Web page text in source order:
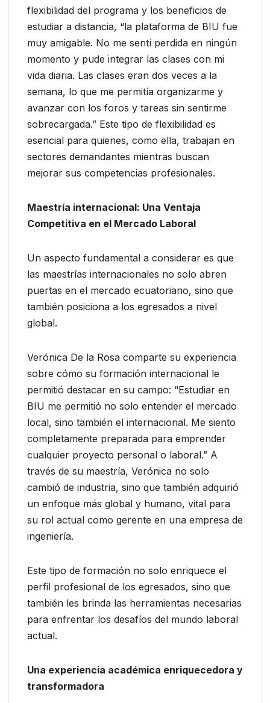
flexibilidad del programa y los beneficios de
estudiar a distancia, “la plataforma de BIU fue
muy amigable. No me sentí perdida en ningún
momento y pude integrar las clases con mi
vida diaria. Las clases eran dos veces a la
semana, lo que me permitía organizarme y
avanzar con los foros y tareas sin sentirme
sobrecargada.” Este tipo de flexibilidad es
esencial para quienes, como ella, trabajan en
sectores demandantes mientras buscan
mejorar sus competencias profesionales.
Maestría internacional: Una Ventaja
Competitiva en el Mercado Laboral
Un aspecto fundamental a considerar es que
las maestrías internacionales no solo abren
puertas en el mercado ecuatoriano, sino que
también posiciona a los egresados a nivel
global.
Verónica De la Rosa comparte su experiencia
sobre cómo su formación internacional le
permitió destacar en su campo: “Estudiar en
BIU me permitió no solo entender el mercado
local, sino también el internacional. Me siento
completamente preparada para emprender
cualquier proyecto personal o laboral.” A
través de su maestría, Verónica no solo
cambió de industria, sino que también adquirió
un enfoque más global y humano, vital para
su rol actual como gerente en una empresa de
ingeniería.
Este tipo de formación no solo enriquece el
perfil profesional de los egresados, sino que
también les brinda las herramientas necesarias
para enfrentar los desafíos del mundo laboral
actual.
Una experiencia académica enriquecedora y
transformadora